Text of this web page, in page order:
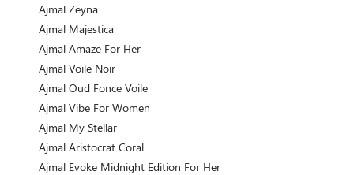
Ajmal Zeyna
Ajmal Majestica
Ajmal Amaze For Her
Ajmal Voile Noir
Ajmal Oud Fonce Voile
Ajmal Vibe For Women
Ajmal My Stellar
Ajmal Aristocrat Coral
Ajmal Evoke Midnight Edition For Her